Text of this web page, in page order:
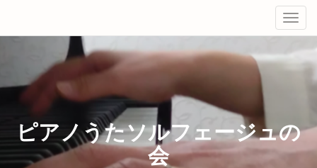
ピアノうたソルフェージュの
会